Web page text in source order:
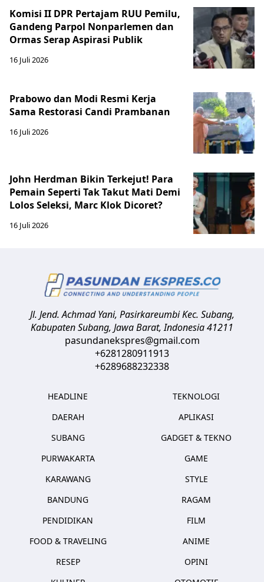
Komisi II DPR Pertajam RUU Pemilu,
Gandeng Parpol Nonparlemen dan
Ormas Serap Aspirasi Publik
16 Juli 2026
Prabowo dan Modi Resmi Kerja
Sama Restorasi Candi Prambanan
16 Juli 2026
John Herdman Bikin Terkejut! Para
Pemain Seperti Tak Takut Mati Demi
Lolos Seleksi, Marc Klok Dicoret?
16 Juli 2026
Jl. Jend. Achmad Yani, Pasirkareumbi Kec. Subang,
Kabupaten Subang, Jawa Barat,Indonesia41211
pasundanekspres@gmail.com
+6281280911913
+6289688232338
HEADLINE
DAERAH
SUBANG
PURWAKARTA
KARAWANG
BANDUNG
PENDIDIKAN
FOOD & TRAVELING
RESEP
TEKNOLOGI
APLIKASI
GADGET & TEKNO
GAME
STYLE
RAGAM
FILM
ANIME
OPINI